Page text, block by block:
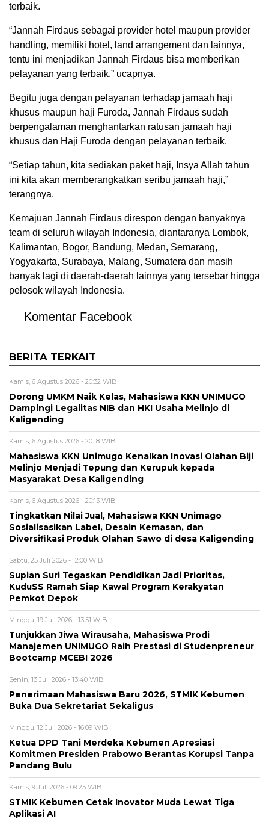
terbaik.
“Jannah Firdaus sebagai provider hotel maupun provider
handling, memiliki hotel, land arrangement dan lainnya,
tentu ini menjadikan Jannah Firdaus bisa memberikan
pelayanan yang terbaik,” ucapnya.
Begitu juga dengan pelayanan terhadap jamaah haji
khusus maupun haji Furoda, Jannah Firdaus sudah
berpengalaman menghantarkan ratusan jamaah haji
khusus dan Haji Furoda dengan pelayanan terbaik.
“Setiap tahun, kita sediakan paket haji, Insya Allah tahun
ini kita akan memberangkatkan seribu jamaah haji,”
terangnya.
Kemajuan Jannah Firdaus direspon dengan banyaknya
team di seluruh wilayah Indonesia, diantaranya Lombok,
Kalimantan, Bogor, Bandung, Medan, Semarang,
Yogyakarta, Surabaya, Malang, Sumatera dan masih
banyak lagi di daerah-daerah lainnya yang tersebar hingga
pelosok wilayah Indonesia.
Komentar Facebook
BERITA TERKAIT
Kamis, 6 Agustus 2026 - 20:32 WIB
Dorong UMKM Naik Kelas, Mahasiswa KKN UNIMUGO
Dampingi Legalitas NIB dan HKI Usaha Melinjo di
Kaligending
Kamis, 6 Agustus 2026 - 20:18 WIB
Mahasiswa KKN Unimugo Kenalkan Inovasi Olahan Biji
Melinjo Menjadi Tepung dan Kerupuk kepada
Masyarakat Desa Kaligending
Kamis, 6 Agustus 2026 - 20:13 WIB
Tingkatkan Nilai Jual, Mahasiswa KKN Unimago
Sosialisasikan Label, Desain Kemasan, dan
Diversifikasi Produk Olahan Sawo di desa Kaligending
Sabtu, 25 Juli 2026 - 12:00 WIB
Supian Suri Tegaskan Pendidikan Jadi Prioritas,
KuduSS Ramah Siap Kawal Program Kerakyatan
Pemkot Depok
Minggu, 19 Juli 2026 - 13:51 WIB
Tunjukkan Jiwa Wirausaha, Mahasiswa Prodi
Manajemen UNIMUGO Raih Prestasi di Studenpreneur
Bootcamp MCEBI 2026
Senin, 13 Juli 2026 - 13:40 WIB
Penerimaan Mahasiswa Baru 2026, STMIK Kebumen
Buka Dua Sekretariat Sekaligus
Minggu, 12 Juli 2026 - 16:09 WIB
Ketua DPD Tani Merdeka Kebumen Apresiasi
Komitmen Presiden Prabowo Berantas Korupsi Tanpa
Pandang Bulu
Kamis, 9 Juli 2026 - 09:25 WIB
STMIK Kebumen Cetak Inovator Muda Lewat Tiga
Aplikasi AI